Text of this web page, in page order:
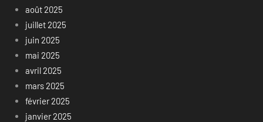
août 2025
juillet 2025
juin 2025
mai 2025
avril 2025
mars 2025
février 2025
janvier 2025